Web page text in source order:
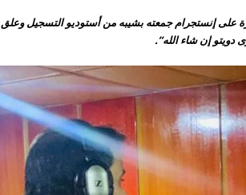
على إنستجرام جمعته بشيبه من أستوديو التسجيل وعلق
دويتو إن شاء الله”.